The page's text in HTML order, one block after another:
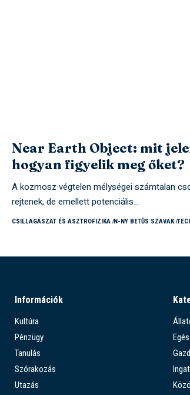
Near Earth Object: mit
hogyan figyelik meg őket?
A kozmosz végtelen mélységei számtalan
rejtenek, de emellett potenciális…
CSILLAGÁSZAT ÉS ASZTROFIZIKA N-NY BETŰS SZAVAK
Információk
Kultúra
Pénzügy
Tanulás
Szórakozás
Utazás